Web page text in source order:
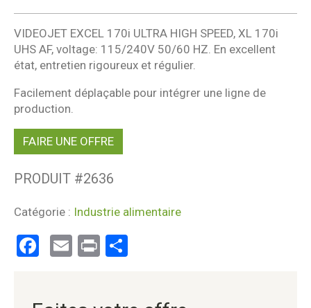
VIDEOJET EXCEL 170i ULTRA HIGH SPEED, XL 170i
UHS AF, voltage: 115/240V 50/60 HZ. En excellent
état, entretien rigoureux et régulier.
Facilement déplaçable pour intégrer une ligne de
production.
FAIRE UNE OFFRE
PRODUIT #2636
Catégorie : Industrie alimentaire
Facebook
EmailPrint